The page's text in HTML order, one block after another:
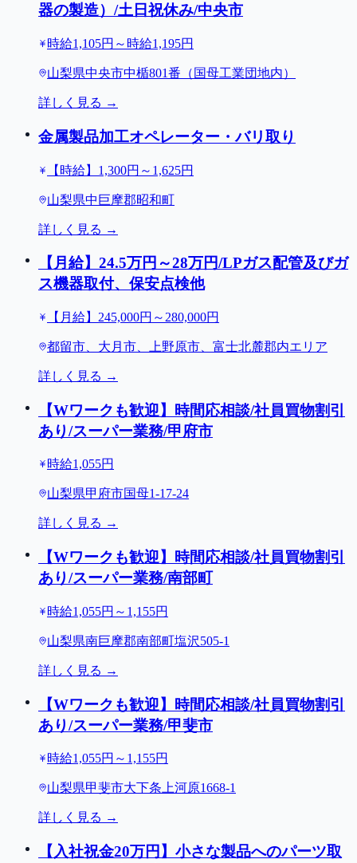
器の製造）/土日祝休み/中央市
時給1,105円～時給1,195円
山梨県中央市中楯801番（国母工業団地内）
詳しく見る →
金属製品加工オペレーター・バリ取り
【時給】1,300円～1,625円
山梨県中巨摩郡昭和町
詳しく見る →
【月給】24.5万円～28万円/LPガス配管及びガ
ス機器取付、保安点検他
【月給】245,000円～280,000円
都留市、大月市、上野原市、富士北麓郡内エリア
詳しく見る →
【Wワークも歓迎】時間応相談/社員買物割引
あり/スーパー業務/甲府市
時給1,055円
山梨県甲府市国母1-17-24
詳しく見る →
【Wワークも歓迎】時間応相談/社員買物割引
あり/スーパー業務/南部町
時給1,055円～1,155円
山梨県南巨摩郡南部町塩沢505-1
詳しく見る →
【Wワークも歓迎】時間応相談/社員買物割引
あり/スーパー業務/甲斐市
時給1,055円～1,155円
山梨県甲斐市大下条上河原1668-1
詳しく見る →
【入社祝金20万円】小さな製品へのパーツ取